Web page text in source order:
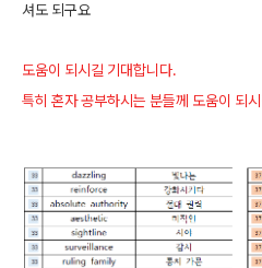
셔도 되구요
도움이 되시길 기대합니다.
특히 혼자 공부하시는 분들께 도움이 되